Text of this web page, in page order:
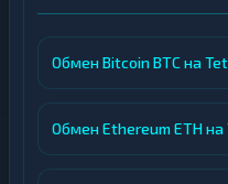
Обмен Bitcoin BTC на
Обмен Ethereum ETH на